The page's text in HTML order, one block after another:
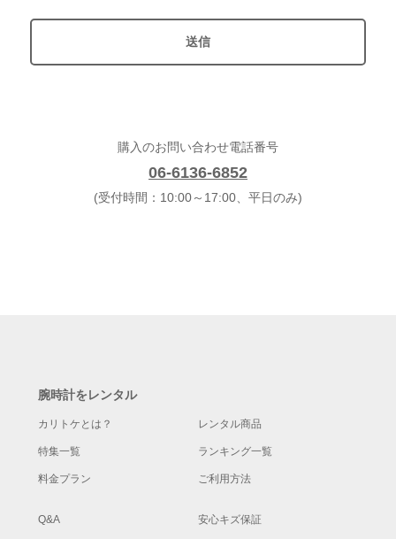
購入のお問い合わせ電話番号
06-6136-6852
(受付時間：10:00～17:00、平日のみ)
腕時計をレンタル
カリトケとは？ レンタル商品
特集一覧 ランキング一覧
料金プラン ご利用方法
Q&A 安心キズ保証